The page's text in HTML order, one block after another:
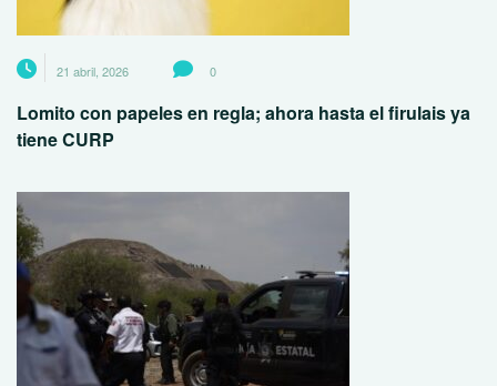
21 abril, 2026 0
Lomito con papeles en regla; ahora hasta el firulais ya
tiene CURP